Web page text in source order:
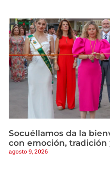
Socuéllamos da la
con emoción, tradición
agosto 9, 2026